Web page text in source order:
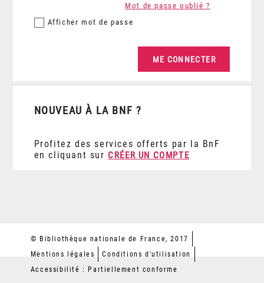
Afficher mot de passe
Mot de passe oublié ?
NOUVEAU À LA BNF ?
Profitez des services offerts par la BnF
en cliquant sur CRÉER UN COMPTE
© Bibliothèque nationale de France, 2017
Mentions légales
Conditions d'utilisation
Accessibilité : Partiellement conforme